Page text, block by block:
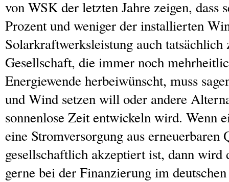
von WSK der letzten Jahre zeigen, dass
Prozent und weniger der installierten
Solarkraftwerksleistung auch
Gesellschaft, die immer noch
Energiewende herbeiwünscht, muss
und Wind setzen will oder andere
sonnenlose Zeit entwickeln wird. Wenn
eine Stromversorgung aus erneuerbaren
gesellschaftlich akzeptiert ist, dann wird
gerne bei der Finanzierung im